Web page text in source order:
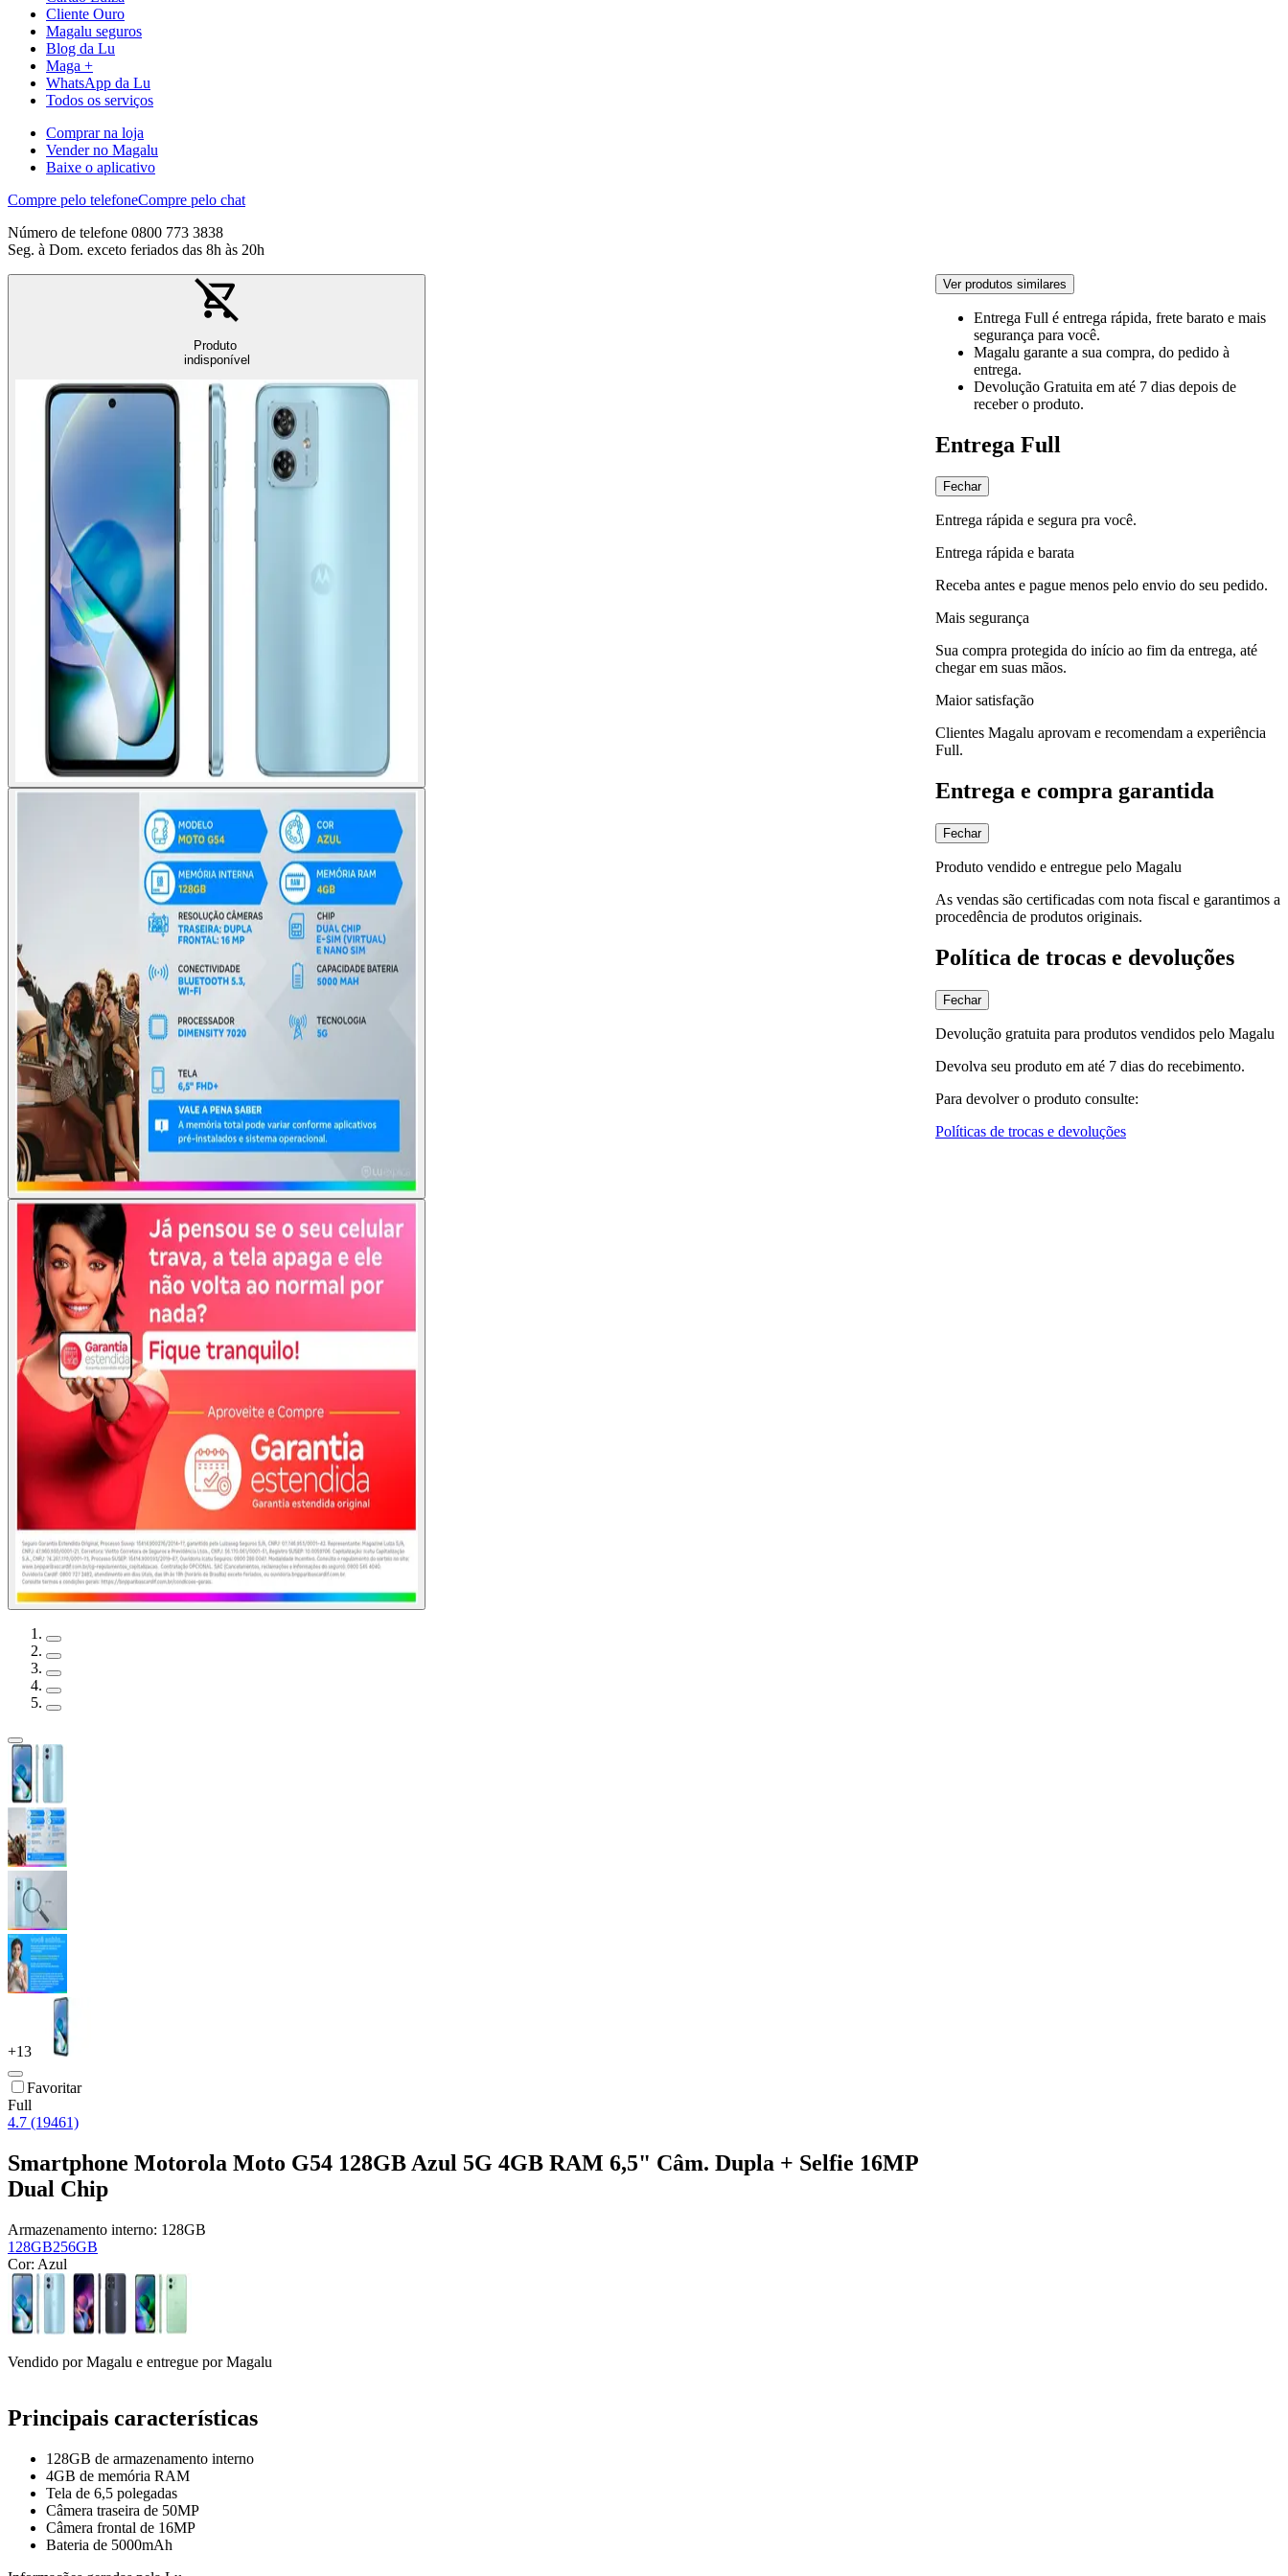
Cliente Ouro
Magalu seguros
Blog da Lu
Maga +
WhatsApp da Lu
Todos os serviços
Comprar na loja
Vender no Magalu
Baixe o aplicativo
Compre pelo telefoneCompre pelo chat
Número de telefone 0800 773 3838
Seg. à Dom. exceto feriados das 8h às 20h
Produto
indisponível
+13
Favoritar
Full
4.7 (19461)
Smartphone Motorola Moto G54 128GB Azul 5G 4GB RAM 6,5" Câm. Dupla + Selfie 16MP
Dual Chip
Armazenamento interno: 128GB
128GB256GB
Cor: Azul
Vendido porMagalu e entregue por Magalu
Ver produtos similares
Entrega Full é entrega rápida, frete barato e mais
segurança para você.
Magalu garante a sua compra, do pedido à
entrega.
Devolução Gratuita em até 7 dias depois de
receber o produto.
Entrega Full
Fechar
Entrega rápida e segura pra você.
Entrega rápida e barata
Receba antes e pague menos pelo envio do seu pedido.
Mais segurança
Sua compra protegida do início ao fim da entrega, até
chegar em suas mãos.
Maior satisfação
Clientes Magalu aprovam e recomendam a experiência
Full.
Entrega e compra garantida
Fechar
Produto vendido e entregue pelo Magalu
As vendas são certificadas com nota fiscal e garantimos a
procedência de produtos originais.
Política de trocas e devoluções
Fechar
Devolução gratuita para produtos vendidos pelo Magalu
Devolva seu produto em até 7 dias do recebimento.
Para devolver o produto consulte:
Políticas de trocas e devoluções
Principais características
128GB de armazenamento interno
4GB de memória RAM
Tela de 6,5 polegadas
Câmera traseira de 50MP
Câmera frontal de 16MP
Bateria de 5000mAh